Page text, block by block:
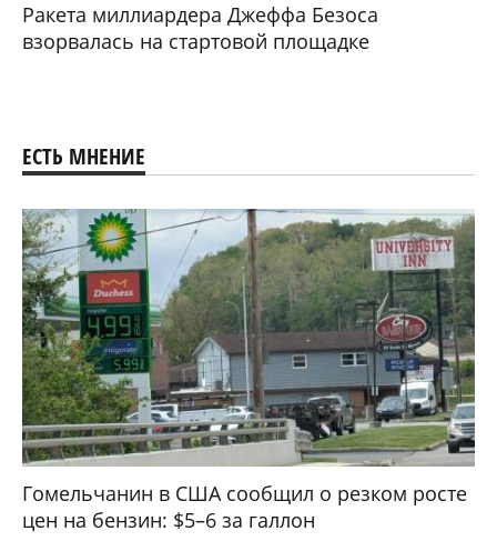
Ракета миллиардера Джеффа Безоса
взорвалась на стартовой площадке
ЕСТЬ МНЕНИЕ
Гомельчанин в США сообщил о резком росте
цен на бензин: $5–6 за галлон